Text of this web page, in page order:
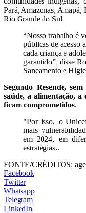
Pará, Amazonas, Amapá,
Rio Grande do Sul.
“Nosso trabalho é
públicas de acesso
cada criança e
garantido”, disse
Saneamento e
Segundo Resende,
saúde, a alimentação, a
ficam comprometidos.
"Por isso, o
mais
em 2024, em
estratégias..
FONTE/CRÉDITOS:
Facebook
Twitter
Whatsapp
Telegram
LinkedIn